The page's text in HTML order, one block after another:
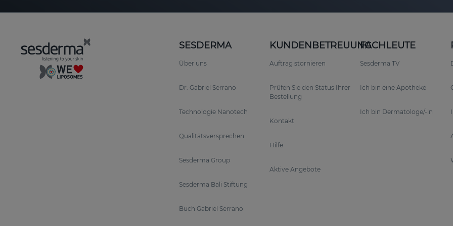
SESDERMA
Über uns
Dr. Gabriel Serrano
Technologie Nanotech
Qualitätsversprechen
Sesderma Group
Sesderma Bali Stiftung
Buch Gabriel Serrano
KUNDENBETREUUNG
Auftrag stornieren
Prüfen Sie den Status Ihrer
Bestellung
Kontakt
Hilfe
Aktive Angebote
FACHLEUTE
Sesderma TV
Ich bin eine Apotheke
Ich bin Dermatologe/-in